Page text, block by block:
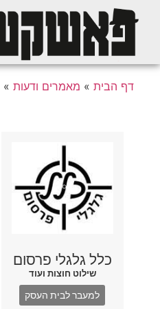
דף הבית » מאמרים ודעות »
כלל גלגלי פרסום
שילוט חוצות ועוד
למעבר לבית העסק